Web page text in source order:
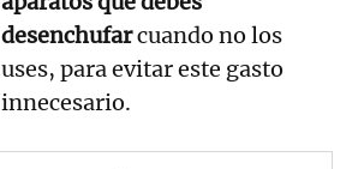
desenchufarcuando no los
uses, para evitar este gasto
innecesario.